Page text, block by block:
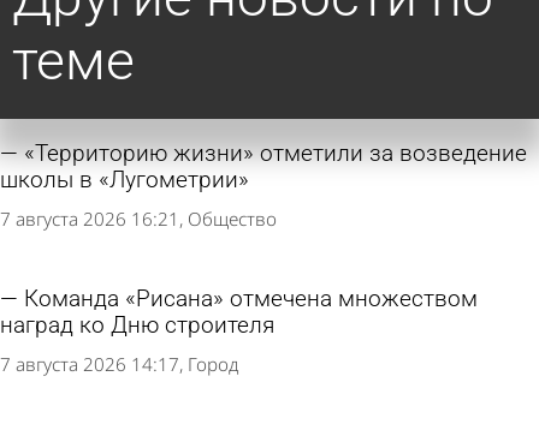
теме
«Территорию жизни» отметили за возведение
школы в «Лугометрии»
7 августа 2026 16:21 Общество
Команда «Рисана» отмечена множеством
наград ко Дню строителя
7 августа 2026 14:17 Город